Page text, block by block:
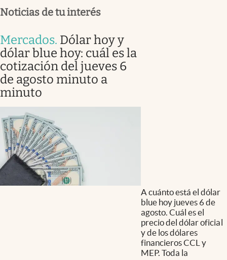
Noticias de tu interés
Mercados. Dólar hoy y
dólar blue hoy: cuál es la
cotización del jueves 6
de agosto minuto a
minuto
A cuánto está el dólar
blue hoy jueves 6 de
agosto. Cuál es el
precio del dólar oficial
y de los dólares
financieros CCL y
MEP. Toda la